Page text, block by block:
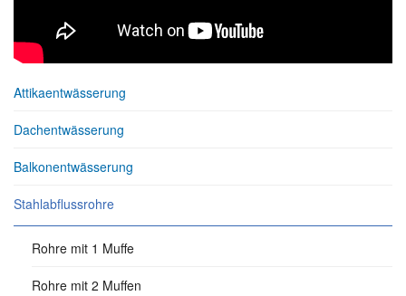
Attikaentwässerung
Dachentwässerung
Balkonentwässerung
Stahlabflussrohre
Rohre mit 1 Muffe
Rohre mit 2 Muffen